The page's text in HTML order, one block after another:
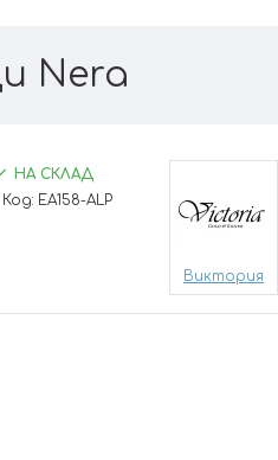
Nera
НА СКЛАД
Код: EA158-ALP
Виктория